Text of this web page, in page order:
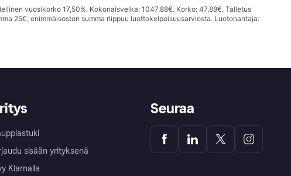
vuosikorko 17,50%. Kokonaisvelka: 1047,88€. Korko: 47,88€. Talletus
25€; enimmäisoston summa riippuu luottokelpoisuusarviosta. Luotonantaja:
sisään yrityksenä
Klarnalla
Seuraa